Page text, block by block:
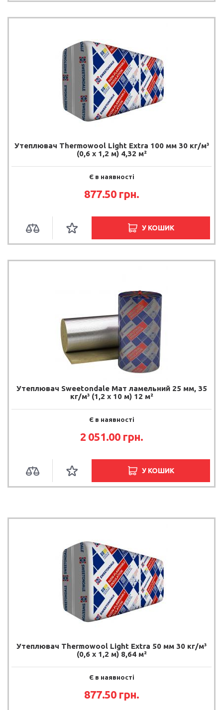
Утеплювач Thermowool Light Extra 100 мм 30 кг/м³
(0,6 х 1,2 м) 4,32 м²
Є в наявності
877.50 грн.
У КОШИК
Утеплювач Sweetondale Мат ламельний 25 мм, 35
кг/м³ (1,2 х 10 м) 12 м²
Є в наявності
2 051.00 грн.
У КОШИК
Утеплювач Thermowool Light Extra 50 мм 30 кг/м³
(0,6 х 1,2 м) 8,64 м²
Є в наявності
877.50 грн.